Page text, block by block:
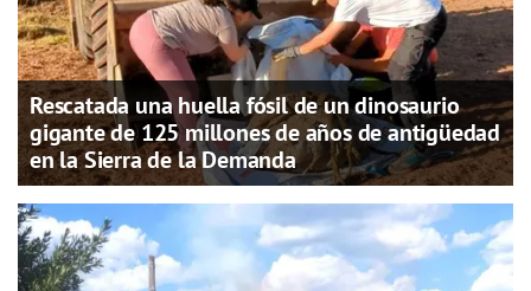
Rescatada una huella fósil de un dinosaurio
gigante de 125 millones de años de antigüedad
en la Sierra de la Demanda